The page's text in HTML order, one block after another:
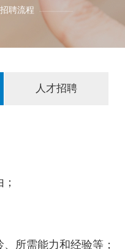
聘流程
人才招聘
所需能力和经验等；